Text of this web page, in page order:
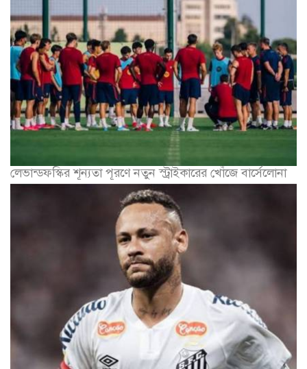
লেভান্ডফস্কির শূন্যতা পূরণে নতুন স্ট্রাইকারের খোঁজে বার্সেলোনা